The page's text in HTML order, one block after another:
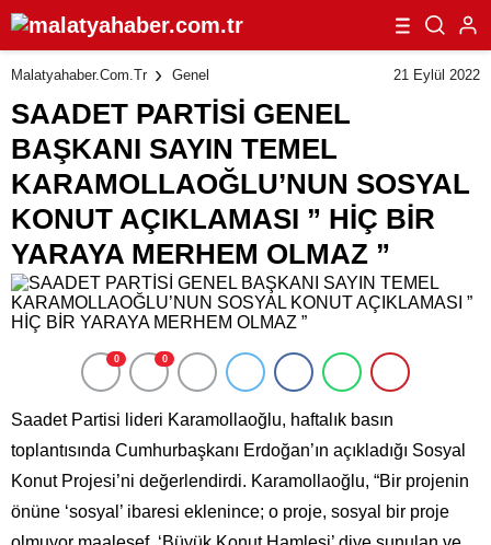
Malatyahaber.com.tr Genel 21 Eylül 2022
SAADET PARTİSİ GENEL
BAŞKANI SAYIN TEMEL
KARAMOLLAOĞLU’NUN SOSYAL
KONUT AÇIKLAMASI ” HİÇ BİR
YARAYA MERHEM OLMAZ ”
0 0
Saadet Partisi lideri Karamollaoğlu, haftalık basın
toplantısında Cumhurbaşkanı Erdoğan’ın açıkladığı Sosyal
Konut Projesi’ni değerlendirdi. Karamollaoğlu, “Bir projenin
önüne ‘sosyal’ ibaresi eklenince; o proje, sosyal bir proje